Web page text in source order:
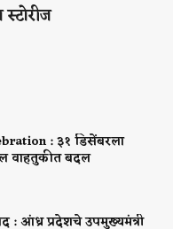
: ३१ डिसेंबरला
वाहतुकीत बदल
: आंध्र प्रदेशचे उपमुख्यमंत्री